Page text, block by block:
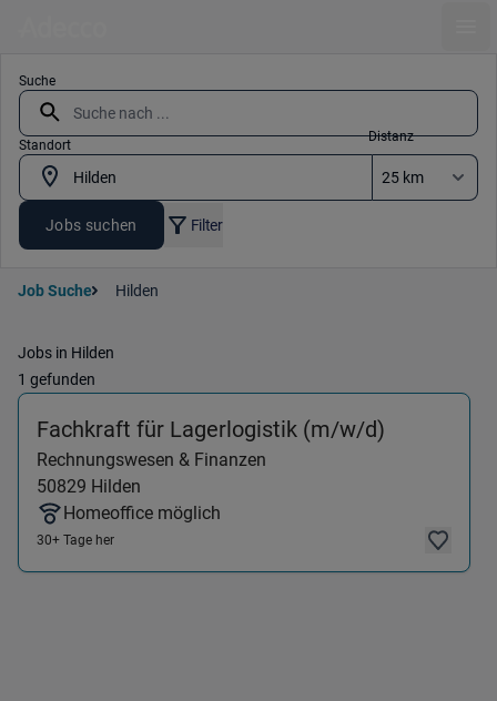
Suche
Standort
Distanz
Jobs suchen Filter
Job Suche Hilden
Jobs in Hilden
1 gefunden
Fachkraft für Lagerlogistik (m/w/d)
Rechnungswesen & Finanzen
50829 Hilden
Homeoffice möglich
30+ Tage her